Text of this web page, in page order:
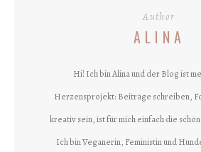
Author
ALINA
Hi! Ich bin Alina und der Blog ist
Herzensprojekt: Beiträge schreiben,
kreativ sein, ist für mich einfach die
Ich bin Veganerin, Feministin und